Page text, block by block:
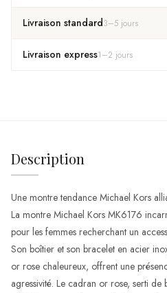
Livraison standard3–5 jours
Livraison express1–2 jours
Description
Une montre tendance Michael Kors
La montre Michael Kors MK6176
pour les femmes recherchant un
Son boîtier et son bracelet en acier
or rose chaleureux, offrent une
agressivité. Le cadran or rose, serti